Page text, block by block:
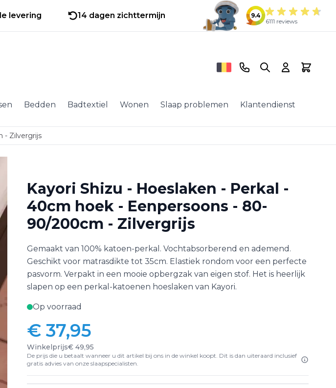
levering 14 dagen zichttermijn
9.4
6111 reviews
Bedden Badtextiel Wonen Slaap problemen Klantendienst
Telefoonnummer
Search Cart
- Zilvergrijs
Kayori Shizu - Hoeslaken - Perkal -
40cm hoek - Eenpersoons - 80-
90/200cm - Zilvergrijs
Gemaakt van 100% katoen-perkal. Vochtabsorberend en ademend.
Geschikt voor matrasdikte tot 35cm. Elastiek rondom voor een perfecte
pasvorm. Verpakt in een mooie opbergzak van eigen stof. Het is heerlijk
slapen op een perkal-katoenen hoeslaken van Kayori.
Op voorraad
€ 37,95
Winkelprijs€ 49,95
De prijs die u betaalt wanneer u dit artikel bij ons in de winkel koopt. Dit is dan uiteraard inclusief
gratis advies van onze slaapspecialisten.